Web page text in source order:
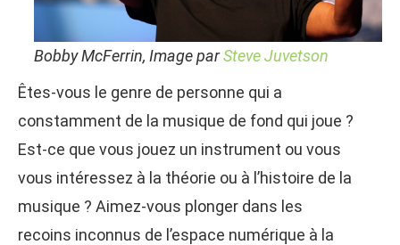
Bobby McFerrin, Image parSteve Juvetson
Êtes-vous le genre de personne qui a
constamment de la musique de fond qui joue ?
Est-ce que vous jouez un instrument ou vous
vous intéressez à la théorie ou à l’histoire de la
musique ? Aimez-vous plonger dans les
recoins inconnus de l’espace numérique à la